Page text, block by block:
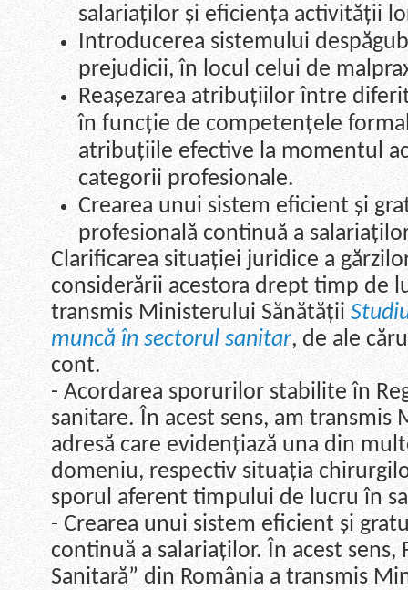
salariaților și eficiența activității
Introducerea sistemului
prejudicii, în locul celui de
Reașezarea atribuțiilor între
în funcție de competențele
atribuțiile efective la momentul
categorii profesionale.
Crearea unui sistem eficient și
profesională continuă a
Clarificarea situației juridice a
considerării acestora drept timp de
transmis Ministerului Sănătății
muncă în sectorul sanitar, de ale
cont.
- Acordarea sporurilor stabilite în
sanitare. În acest sens, am transmis
adresă care evidențiază una din
domeniu, respectiv situația
sporul aferent timpului de lucru în
- Crearea unui sistem eficient și
continuă a salariaților. În acest sens,
Sanitară” din România a transmis